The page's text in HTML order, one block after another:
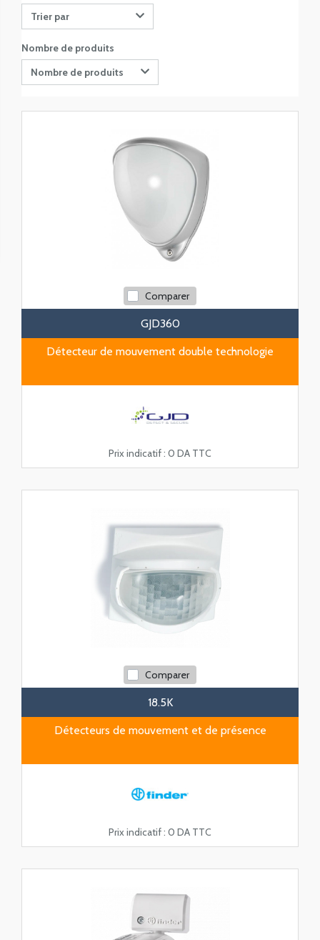
Trier par
Nombre de produits
Nombre de produits
Comparer
GJD360
Détecteur de mouvement double technologie
Prix indicatif : 0 DA TTC
Comparer
18.5K
Détecteurs de mouvement et de présence
Prix indicatif : 0 DA TTC